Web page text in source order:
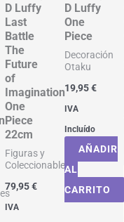
D Luffy
Last
Battle
The
Future
of
Imagination
One
Piece
22cm
Figuras y
Coleccionables
79,95€
IVA
D Luffy
One
Piece
Decoración
Otaku
19,95€
IVA
Incluído
AÑADIR
AL
CARRITO